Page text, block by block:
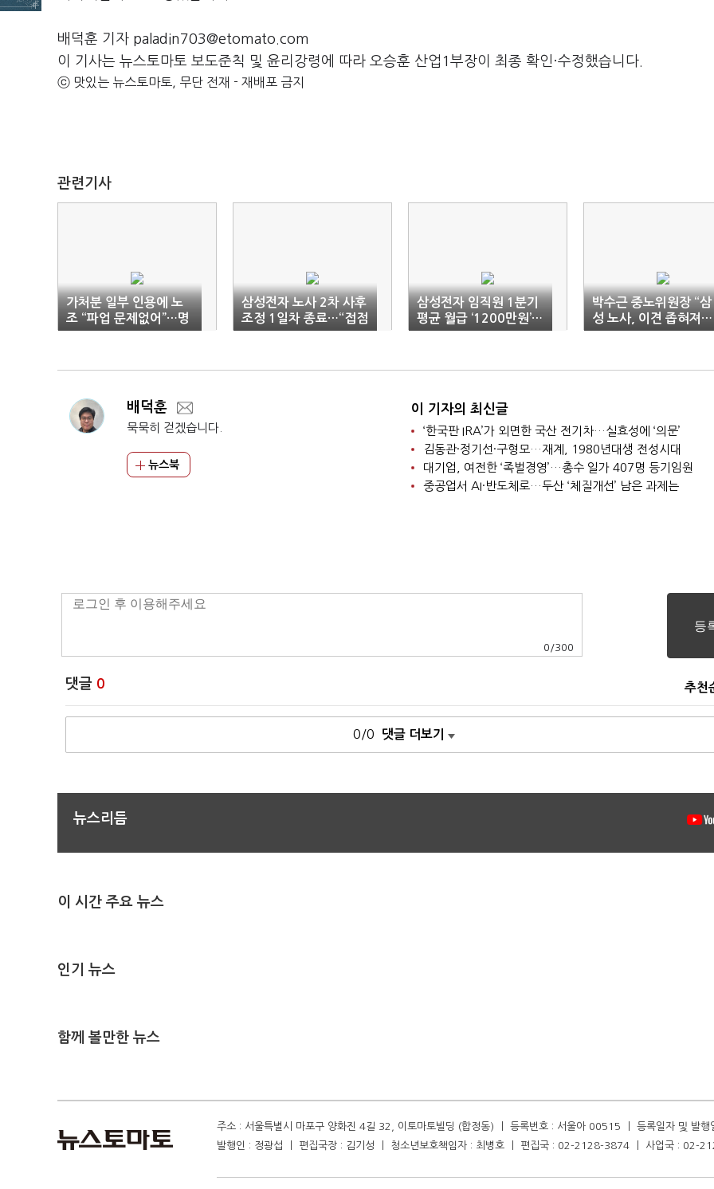
배덕훈 기자 paladin703@etomato.com
이 기사는 뉴스토마토 보도준칙 및 윤리강령에 따라 오승훈 산업1부장이 최종 확인·수정했습니다.
ⓒ 맛있는 뉴스토마토, 무단 전재 - 재배포 금지
관련기사
가처분 일부 인용에 노
조 “파업 문제없어”…명
운 걸린 ‘최후 협상’
삼성전자 노사 2차 사후
조정 1일차 종료…“접점
찾는 중”
삼성전자 임직원 1분기
평균 월급 ‘1200만원’…
전년비 25%↑
박수근 중노위원장 “삼
성 노사, 이견 좁혀져…
타결 가능성 있어”
배덕훈
묵묵히 걷겠습니다.
뉴스북
이 기자의 최신글
‘한국판 IRA’가 외면한 국산 전기차…실효성에 ‘의문’
김동관·정기선·구형모…재계, 1980년대생 전성시대
대기업, 여전한 ‘족벌경영’…총수 일가 407명 등기임원
중공업서 AI·반도체로…두산 ‘체질개선’ 남은 과제는
0 /300
댓글 0 추천
0/0 댓글 더보기
뉴스리듬
이 시간 주요 뉴스
인기 뉴스
함께 볼만한 뉴스
주소 : 서울특별시 마포구 양화진 4길 32, 이토마토빌딩 (합정동) ㅣ 등록번호 : 서울아 00515 ㅣ 등록일자 및 발
발행인 : 정광섭 ㅣ 편집국장 : 김기성 ㅣ 청소년보호책임자 : 최병호 ㅣ 편집국 : 02-2128-3874 ㅣ 사업국 : 02-